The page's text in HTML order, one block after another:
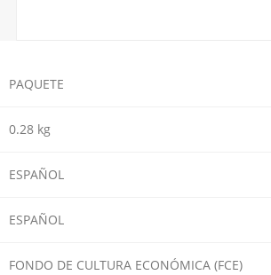
PAQUETE
0.28 kg
ESPAÑOL
ESPAÑOL
FONDO DE CULTURA ECONÓMICA (FCE)